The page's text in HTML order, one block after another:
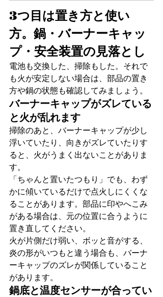
3つ目は置き方と使い
方。鍋・バーナーキャッ
プ・安全装置の見落とし
電池も交換した、掃除もした。それで
も火が安定しない場合は、部品の置き
方や鍋の状態も確認してみましょう。
バーナーキャップがズレている
と火が乱れます
掃除のあと、バーナーキャップが少し
浮いていたり、向きがズレていたりす
ると、火がうまく出ないことがありま
す。
「ちゃんと置いたつもり」でも、わず
かに傾いているだけで点火しにくくな
ることがあります。部品に印やへこみ
がある場合は、元の位置に合うように
置き直してください。
火が片側だけ弱い、ボッと音がする、
炎の形がいつもと違う場合も、バーナ
ーキャップのズレが関係していること
があります。
鍋底と温度センサーが合ってい